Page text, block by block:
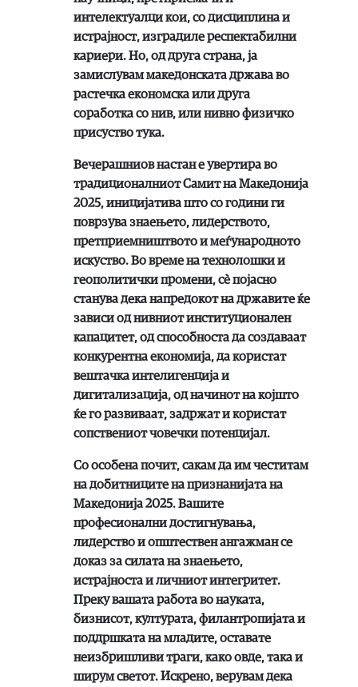
интелектуалци кои, со дисциплина и
истрајност, изградиле респектабилни
кариери. Но, од друга страна, ја
замислувам македонската држава во
растечка економска или друга
соработка со нив, или нивно физичко
присуство тука.
Вечерашниов настан е увертира во
традиционалниот Самит на Македонија
2025, иницијатива што со години ги
поврзува знаењето, лидерството,
претприемништвото и меѓународното
искуство. Во време на технолошки и
геополитички промени, сè појасно
станува дека напредокот на државите ќе
зависи од нивниот институционален
капацитет, од способноста да создаваат
конкурентна економија, да користат
вештачка интелигенција и
дигитализација, од начинот на којшто
ќе го развиваат, задржат и користат
сопствениот човечки потенцијал.
Со особена почит, сакам да им честитам
на добитниците на признанијата на
Македонија 2025. Вашите
професионални достигнувања,
лидерство и општествен ангажман се
доказ за силата на знаењето,
истрајноста и личниот интегритет.
Преку вашата работа во науката,
бизнисот, културата, филантропијата и
поддршката на младите, оставате
неизбришливи траги, како овде, така и
ширум светот. Искрено, верувам дека